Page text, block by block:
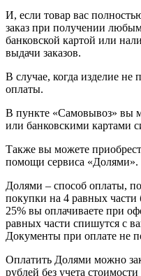
И, если товар вас
заказ при получении
банковской картой или
выдачи заказов.
В случае, когда изделие не
оплаты.
В пункте «Самовывоз» вы
или банковскими картами
Также вы можете
помощи сервиса «Долями».
Долями – способ оплаты,
покупки на 4 равных части
25% вы оплачиваете при
равных части спишутся с
Документы при оплате не
Оплатить Долями можно
рублей без учета стоимости